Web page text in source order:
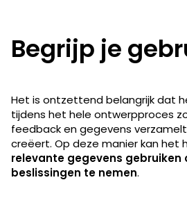
Begrijp je
Het is ontzettend belangrijk dat
tijdens het hele ontwerpproces
feedback en gegevens
creëert. Op deze manier kan het
relevante gegevens gebruiken
beslissingen te nemen.